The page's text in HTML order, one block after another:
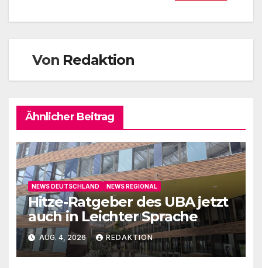
Von Redaktion
Ähnlicher Beitrag
NEWS DEUTSCHLAND NEWS REGIONAL
Hitze-Ratgeber des UBA jetzt
auch in Leichter Sprache
AUG. 4, 2026 REDAKTION